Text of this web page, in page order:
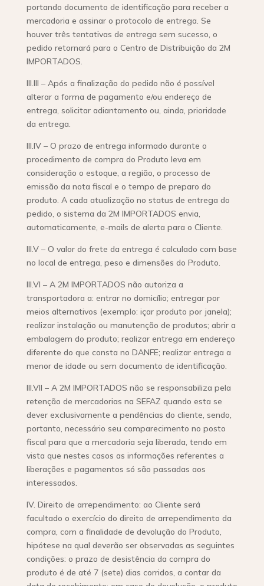
portando documento de identificação para receber a
mercadoria e assinar o protocolo de entrega. Se
houver três tentativas de entrega sem sucesso, o
pedido retornará para o Centro de Distribuição da 2M
IMPORTADOS.
III.III – Após a finalização do pedido não é possível
alterar a forma de pagamento e/ou endereço de
entrega, solicitar adiantamento ou, ainda, prioridade
da entrega.
III.IV – O prazo de entrega informado durante o
procedimento de compra do Produto leva em
consideração o estoque, a região, o processo de
emissão da nota fiscal e o tempo de preparo do
produto. A cada atualização no status de entrega do
pedido, o sistema da 2M IMPORTADOS envia,
automaticamente, e-mails de alerta para o Cliente.
III.V – O valor do frete da entrega é calculado com base
no local de entrega, peso e dimensões do Produto.
III.VI – A 2M IMPORTADOS não autoriza a
transportadora a: entrar no domicílio; entregar por
meios alternativos (exemplo: içar produto por janela);
realizar instalação ou manutenção de produtos; abrir a
embalagem do produto; realizar entrega em endereço
diferente do que consta no DANFE; realizar entrega a
menor de idade ou sem documento de identificação.
III.VII – A 2M IMPORTADOS não se responsabiliza pela
retenção de mercadorias na SEFAZ quando esta se
dever exclusivamente a pendências do cliente, sendo,
portanto, necessário seu comparecimento no posto
fiscal para que a mercadoria seja liberada, tendo em
vista que nestes casos as informações referentes a
liberações e pagamentos só são passadas aos
interessados.
IV. Direito de arrependimento: ao Cliente será
facultado o exercício do direito de arrependimento da
compra, com a finalidade de devolução do Produto,
hipótese na qual deverão ser observadas as seguintes
condições: o prazo de desistência da compra do
produto é de até 7 (sete) dias corridos, a contar da